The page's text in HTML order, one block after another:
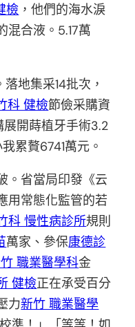
檢 ，他們的海水淚
混合液。5.17萬
地集采14批次，
科 健檢節儉采購資
開蒔植牙手術3.2
累贅6741萬元。
。省當局印發《云
用常態化監管的若
科 慢性病診所規則
萬家、參保康德診
職業醫學科金
健檢正在承受百分
力新竹 職業醫學